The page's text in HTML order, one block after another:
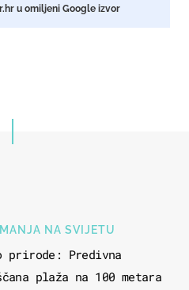
u omiljeni Google izvor
NA SVIJETU
prirode: Predivna
plaža na 100 metara